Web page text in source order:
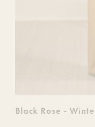
Black Rose -